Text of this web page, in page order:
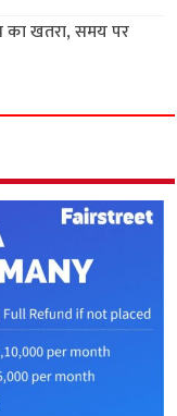
का खतरा, समय पर